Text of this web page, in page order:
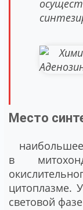
Место
в
цитоплазме.
световой